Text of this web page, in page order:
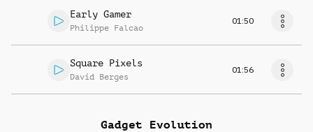
Early Gamer
Philippe Falcao
01:50
Square Pixels
David Berges
01:56
Gadget Evolution